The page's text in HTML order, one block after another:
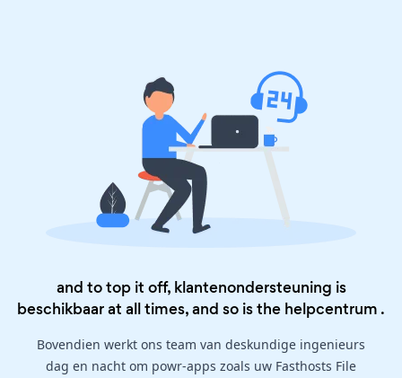
and to top it off, klantenondersteuning is
beschikbaar at all times, and so is the helpcentrum .
Bovendien werkt ons team van deskundige ingenieurs
dag en nacht om powr-apps zoals uw Fasthosts File